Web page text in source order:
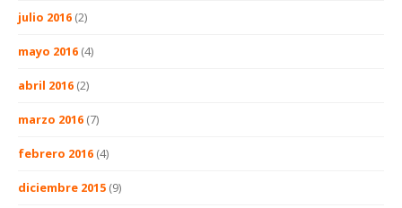
julio 2016 (2)
mayo 2016 (4)
abril 2016 (2)
marzo 2016 (7)
febrero 2016 (4)
diciembre 2015 (9)